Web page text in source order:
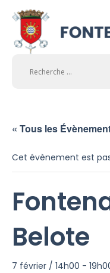
« Tous les
Cet évènement est
Belote
7 février / 14h00 -